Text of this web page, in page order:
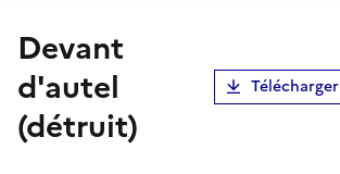
devant
d'autel
(détruit)
Télécharger